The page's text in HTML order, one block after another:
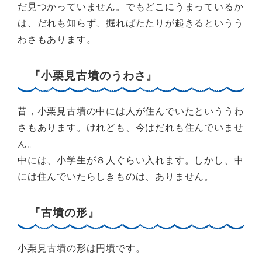
だ見つかっていません。でもどこにうまっているか
は、だれも知らず、掘ればたたりが起きるというう
わさもあります。
『小栗見古墳のうわさ』
昔，小栗見古墳の中には人が住んでいたといううわ
さもあります。けれども、今はだれも住んでいませ
ん。
中には、小学生が８人ぐらい入れます。しかし、中
には住んでいたらしきものは、ありません。
『古墳の形』
小栗見古墳の形は円墳です。